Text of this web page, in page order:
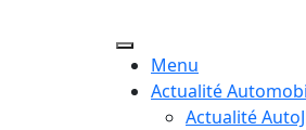
Menu
Actualité
Actualité